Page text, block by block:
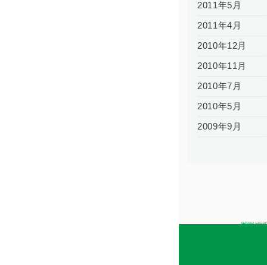
2011年5月
2011年4月
2010年12月
2010年11月
2010年7月
2010年5月
2009年9月